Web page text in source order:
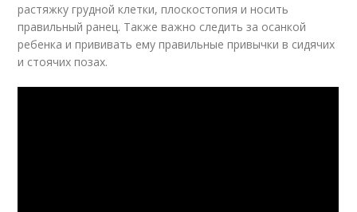
растяжку грудной клетки, плоскостопия и носить
правильный ранец. Также важно следить за осанкой
ребенка и прививать ему правильные привычки в сидячих
и стоячих позах.